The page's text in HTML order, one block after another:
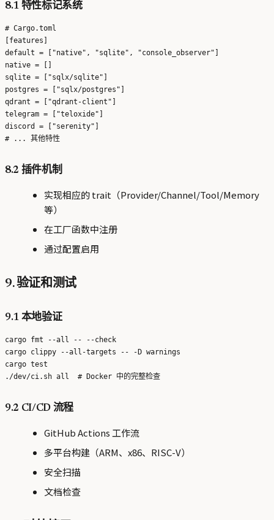
8.1 特性标记系统
# Cargo.toml
[features]
default = ["native", "sqlite", "console_observer"]
native = []
sqlite = ["sqlx/sqlite"]
postgres = ["sqlx/postgres"]
qdrant = ["qdrant-client"]
telegram = ["teloxide"]
discord = ["serenity"]
8.2 插件机制
实现相应的 trait（Provider/Channel/Tool/Memory
等）
在工厂函数中注册
通过配置启用
9. 验证和测试
9.1 本地验证
cargo fmt --all -- --check
cargo clippy --all-targets -- -D warnings
cargo test
9.2 CI/CD 流程
GitHub Actions 工作流
多平台构建（ARM、x86、RISC-V）
安全扫描
文档检查